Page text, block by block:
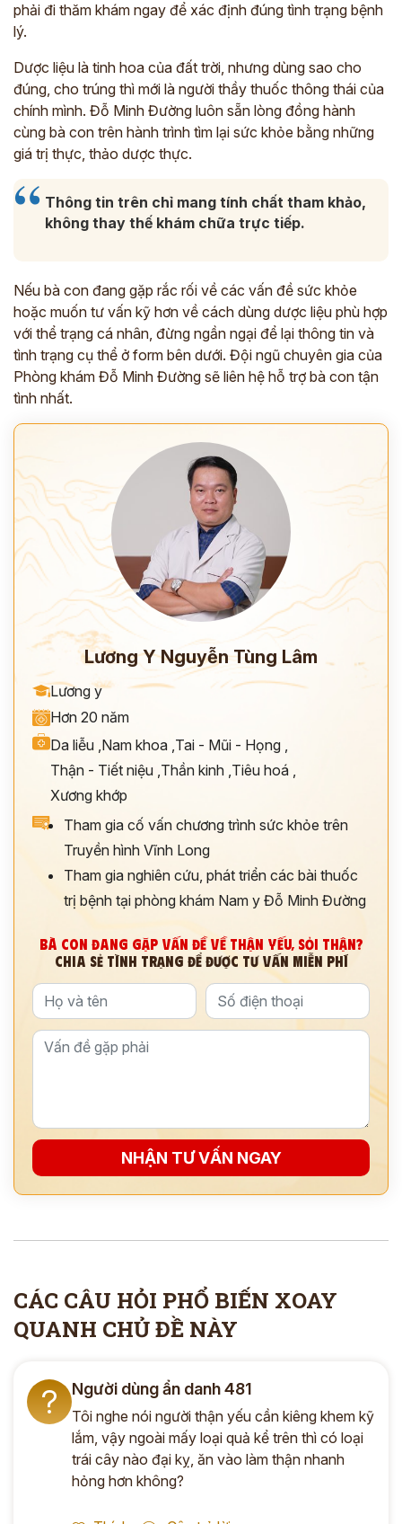
phải đi thăm khám ngay để xác định đúng tình trạng bệnh
lý.
Dược liệu là tinh hoa của đất trời, nhưng dùng sao cho
đúng, cho trúng thì mới là người thầy thuốc thông thái của
chính mình. Đỗ Minh Đường luôn sẵn lòng đồng hành
cùng bà con trên hành trình tìm lại sức khỏe bằng những
giá trị thực, thảo dược thực.
Thông tin trên chỉ mang tính chất tham khảo,
không thay thế khám chữa trực tiếp.
Nếu bà con đang gặp rắc rối về các vấn đề sức khỏe
hoặc muốn tư vấn kỹ hơn về cách dùng dược liệu phù hợp
với thể trạng cá nhân, đừng ngần ngại để lại thông tin và
tình trạng cụ thể ở form bên dưới. Đội ngũ chuyên gia của
Phòng khám Đỗ Minh Đường sẽ liên hệ hỗ trợ bà con tận
tình nhất.
Lương Y Nguyễn Tùng Lâm
Lương y
Hơn 20 năm
Da liễu ,Nam khoa ,Tai - Mũi - Họng ,
Thận - Tiết niệu ,Thần kinh ,Tiêu hoá ,
Xương khớp
Tham gia cố vấn chương trình sức khỏe trên
Truyền hình Vĩnh Long
Tham gia nghiên cứu, phát triển các bài thuốc
trị bệnh tại phòng khám Nam y Đỗ Minh Đường
BÀ CON ĐANG GẶP VẤN ĐỀ VỀ THẬN YẾU, SỎI THẬN?
CHIA SẺ TÌNH TRẠNG ĐỂ ĐƯỢC TƯ VẤN MIỄN PHÍ
NHẬN TƯ VẤN NGAY
CÁC CÂU HỎI PHỔ BIẾN XOAY
QUANH CHỦ ĐỀ NÀY
? Người dùng ẩn danh 481
Tôi nghe nói người thận yếu cần kiêng khem kỹ
lắm, vậy ngoài mấy loại quả kể trên thì có loại
trái cây nào đại kỵ, ăn vào làm thận nhanh
hỏng hơn không?
ĐĂNG KÝ TƯ VẤN
THĂM KHÁM
CÙNG CHUYÊN GIA Y HỌC CỔ TRUYỀN